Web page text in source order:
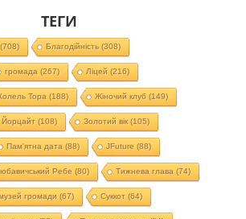
ТЕГИ
Благодійність(308)
громада (267) Ліцей (216)
Колель Тора (188) Жіночий клуб (149)
Йорцайт (108) Золотий вік(105)
Пам'ятна дата (88) JFuture (88)
Ребе (80) Тижнева глава (74)
громади (67) Суккот (64)